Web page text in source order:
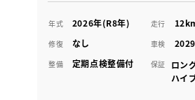
年式 2026年(R8年) 走行
修復 なし 車検
整備 定期点検整備付 保証
ロン
ハイ